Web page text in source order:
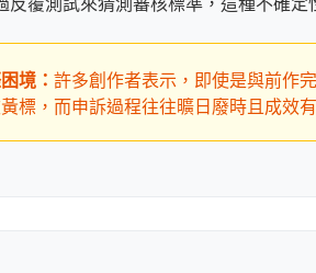
境： 許多創作者表示，即使是與前作
標，而申訴過程往往曠日廢時且成效有